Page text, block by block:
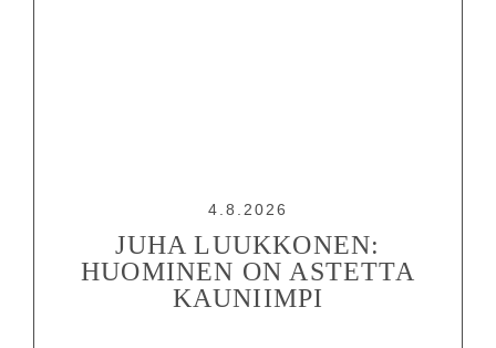
4.8.2026
JUHA LUUKKONEN:
HUOMINEN ON ASTETTA
KAUNIIMPI